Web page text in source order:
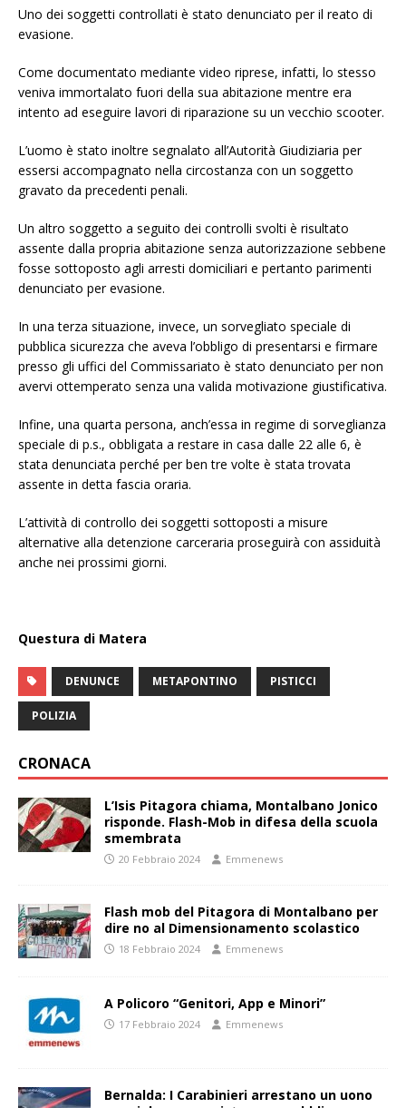
Uno dei soggetti controllati è stato denunciato per il reato di
evasione.
Come documentato mediante video riprese, infatti, lo stesso
veniva immortalato fuori della sua abitazione mentre era
intento ad eseguire lavori di riparazione su un vecchio scooter.
L’uomo è stato inoltre segnalato all’Autorità Giudiziaria per
essersi accompagnato nella circostanza con un soggetto
gravato da precedenti penali.
Un altro soggetto a seguito dei controlli svolti è risultato
assente dalla propria abitazione senza autorizzazione sebbene
fosse sottoposto agli arresti domiciliari e pertanto parimenti
denunciato per evasione.
In una terza situazione, invece, un sorvegliato speciale di
pubblica sicurezza che aveva l’obbligo di presentarsi e firmare
presso gli uffici del Commissariato è stato denunciato per non
avervi ottemperato senza una valida motivazione giustificativa.
Infine, una quarta persona, anch’essa in regime di sorveglianza
speciale di p.s., obbligata a restare in casa dalle 22 alle 6, è
stata denunciata perché per ben tre volte è stata trovata
assente in detta fascia oraria.
L’attività di controllo dei soggetti sottoposti a misure
alternative alla detenzione carceraria proseguirà con assiduità
anche nei prossimi giorni.
Questura di Matera
DENUNCE METAPONTINO PISTICCI
POLIZIA
CRONACA
L’Isis Pitagora chiama, Montalbano Jonico
risponde. Flash-Mob in difesa della scuola
smembrata
20 Febbraio 2024 Emmenews
Flash mob del Pitagora di Montalbano per
dire no al Dimensionamento scolastico
18 Febbraio 2024 Emmenews
A Policoro “Genitori, App e Minori”
17 Febbraio 2024 Emmenews
Bernalda: I Carabinieri arrestano un uono